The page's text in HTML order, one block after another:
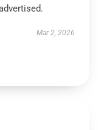
Mar 2, 2026